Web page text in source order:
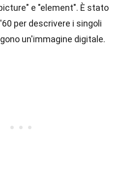
e "element". È stato
per descrivere i singoli
un'immagine digitale.